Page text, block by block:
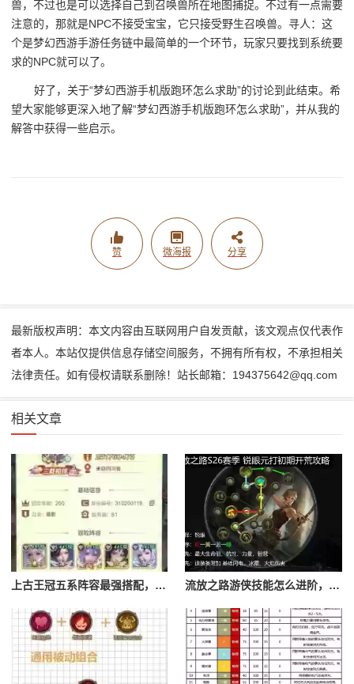
兽，不过也是可以选择自己到召唤兽所在地图捕捉。不过有一点需要
注意的，那就是NPC不接受宝宝，它只接受野生召唤兽。寻人：这
个是梦幻西游手游任务链中最简单的一个环节，玩家只要找到系统要
求的NPC就可以了。
好了，关于“梦幻西游手机版跑环怎么求助”的讨论到此结束。希
望大家能够更深入地了解“梦幻西游手机版跑环怎么求助”，并从我的
解答中获得一些启示。
赞 微海报 分享
最新版权声明：本文内容由互联网用户自发贡献，该文观点仅代表作
者本人。本站仅提供信息存储空间服务，不拥有所有权，不承担相关
法律责任。如有侵权请联系删除！站长邮箱：194375642@qq.com
相关文章
上古王冠五系阵容最强搭配，上古王冠五星排行 流放之路游侠技能怎么进阶，流放之路游侠技能怎么进阶的